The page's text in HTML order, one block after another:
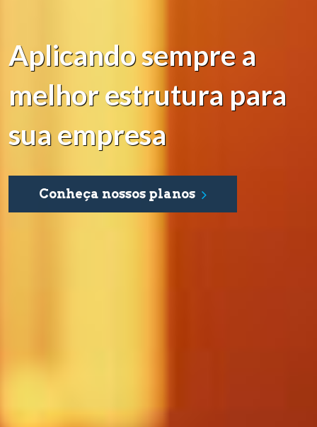
Aplicando sempre a
melhor estrutura para
sua empresa
Conheça nossos planos